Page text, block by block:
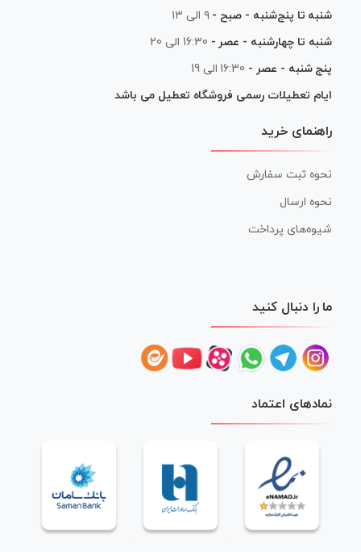
شنبه تا پنج‌شنبه - صبح - ۹ الی ۱۳
شنبه تا چهارشنبه - عصر - 16:30 الی 20
پنج شنبه - عصر - 16:30 الی 19
ایام تعطیلات رسمی فروشگاه تعطیل می باشد
راهنمای خرید
نحوه ثبت سفارش
نحوه ارسال
شیوه‌های پرداخت
ما را دنبال کنید
نمادهای اعتماد